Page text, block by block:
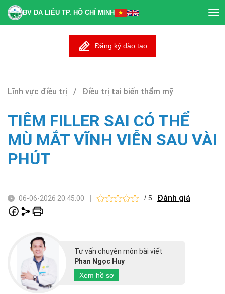
BV DA LIỄU TP. HỒ CHÍ MINH
Đăng ký đào tạo
Lĩnh vực điều trị / Điều trị tai biến thẩm mỹ
TIÊM FILLER SAI CÓ THỂ
MÙ MẮT VĨNH VIỄN SAU VÀI
PHÚT
06-06-2026 20:45:00 | / 5 Đánh giá
Tư vấn chuyên môn bài viết
Phan Ngọc Huy
Xem hồ sơ